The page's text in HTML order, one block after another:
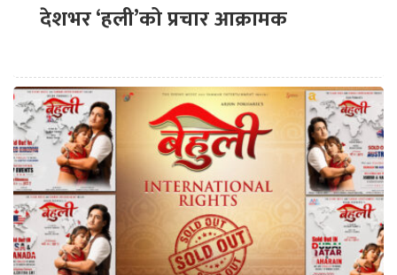
देशभर ‘हली’को प्रचार आक्रामक